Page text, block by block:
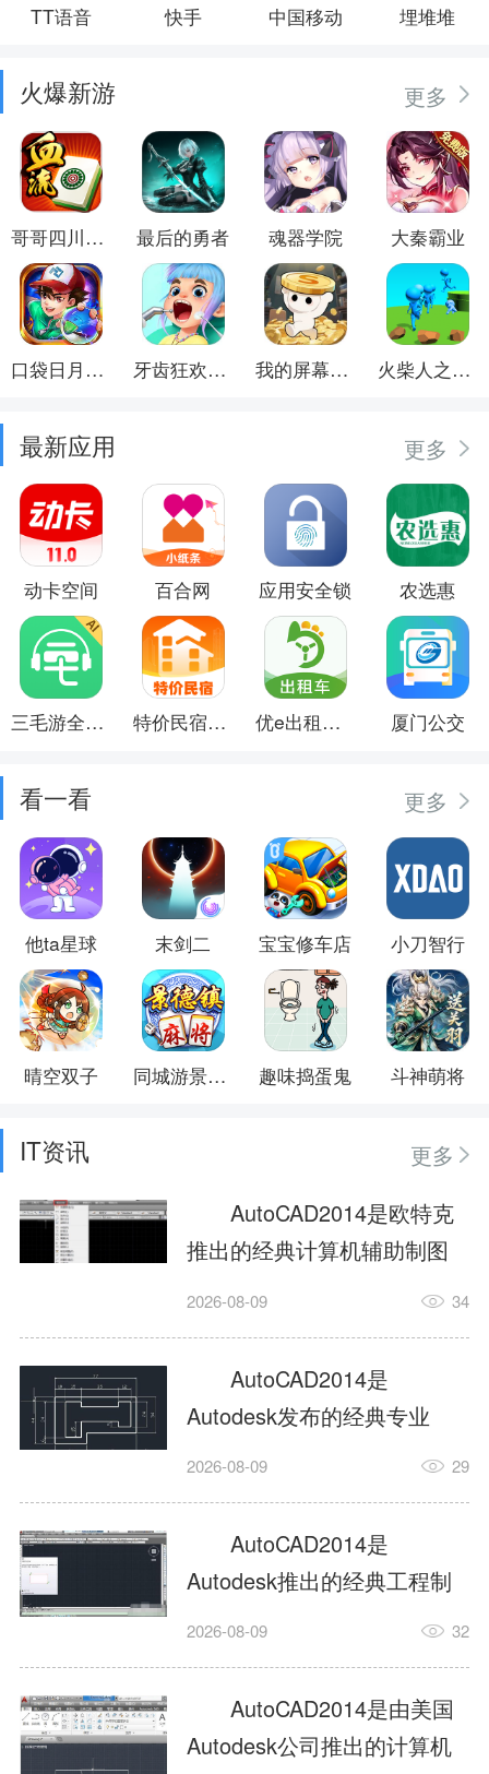
TT语音 快手 中国移动 埋堆堆
火爆新游 更多
哥哥四川麻将 最后的勇者 魂器学院 大秦霸业
口袋日月游戏软件 牙齿狂欢派对 我的屏幕在喷钱 火柴人之觉醒年代
最新应用 更多
动卡空间 百合网 应用安全锁 农选惠
三毛游全球景点讲解语音导游 特价民宿预订 优e出租司机 厦门公交
看一看 更多
他ta星球 末剑二 宝宝修车店 小刀智行
晴空双子 同城游景德镇麻将 趣味捣蛋鬼 斗神萌将
IT资讯
更多
AutoCAD2014是欧特克
推出的经典计算机辅助制图
工具，主打稳定2D施工图绘
行业工程设计。版本新增图
纸标签页、实景地理地图、
协同设计交流模块，优化命
令行智能纠错与图层批量管
理，支持Win8触屏操作、点
云扫描数据导入，兼容各类
DWG图纸格式，文件互通...
2026-08-09 34
AutoCAD2014是
Autodesk发布的经典专业
CAD制图设计软件，是工程
绘图工具。软件专注精准二
维绘图、图纸编辑、参数化
设计及基础三维建模，广泛
应用于建筑设计、机械制
造、土木工程、室内设计等
多个行业。软件优化绘图流
畅度与文件兼容性，支持参
2026-08-09 29
AutoCAD2014是
Autodesk推出的经典工程制
图设计软件，主打高效精准
建模作业，适配建筑、机
械、市政、室内设计等多行
业场景。软件优化运行机制
2026-08-09 32
AutoCAD2014是由美国
Autodesk公司推出的计算机